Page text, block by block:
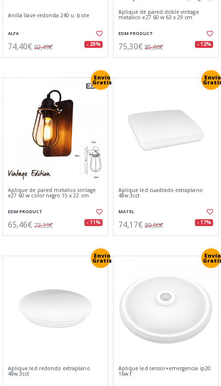
Anilla llave redonda 240 u. bote
ALFA
74,40€ 92,49€ - 20%
Aplique de pared doble vintage
metalico e27 60 w 63 x 29 cm
EDM PRODUCT
75,30€ 85,86€ - 12%
Envío
Gratis
Aplique de pared metalico vintage
e27 60 w color negro 15 x 22 cm
EDM PRODUCT
65,46€ 73,33€ - 11%
Envío
Aplique led cuadrado extraplano
48w.3cct
MATEL
74,17€ 89,80€ - 17%
Envío
Gratis
Aplique led redondo extraplano
48w.3cct
Envío
Aplique led sensor+emergencia ip20
16w.f